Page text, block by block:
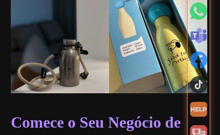
Comece o Seu Negócio de